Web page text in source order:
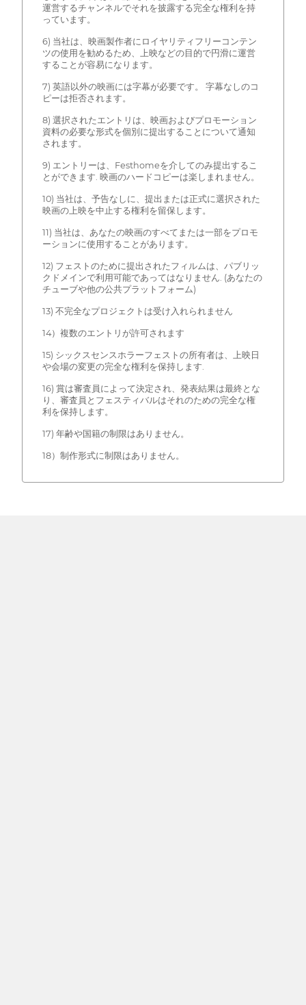
運営するチャンネルでそれを披露する完全な権利を持
っています。
6) 当社は、映画製作者にロイヤリティフリーコンテン
ツの使用を勧めるため、上映などの目的で円滑に運営
することが容易になります。
7) 英語以外の映画には字幕が必要です。 字幕なしのコ
ピーは拒否されます。
8) 選択されたエントリは、映画およびプロモーション
資料の必要な形式を個別に提出することについて通知
されます。
9) エントリーは、Festhomeを介してのみ提出するこ
とができます. 映画のハードコピーは楽しまれません。
10) 当社は、予告なしに、提出または正式に選択された
映画の上映を中止する権利を留保します。
11) 当社は、あなたの映画のすべてまたは一部をプロモ
ーションに使用することがあります。
12) フェストのために提出されたフィルムは、パブリッ
クドメインで利用可能であってはなりません. (あなたの
チューブや他の公共プラットフォーム)
13) 不完全なプロジェクトは受け入れられません
14）複数のエントリが許可されます
15) シックスセンスホラーフェストの所有者は、上映日
や会場の変更の完全な権利を保持します.
16) 賞は審査員によって決定され、発表結果は最終とな
り、審査員とフェスティバルはそれのための完全な権
利を保持します。
17) 年齢や国籍の制限はありません。
18）制作形式に制限はありません。